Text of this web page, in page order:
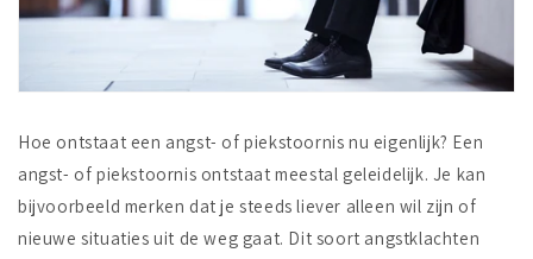
Hoe ontstaat een angst- of piekstoornis nu eigenlijk? Een
angst- of piekstoornis ontstaat meestal geleidelijk. Je kan
bijvoorbeeld merken dat je steeds liever alleen wil zijn of
nieuwe situaties uit de weg gaat. Dit soort angstklachten